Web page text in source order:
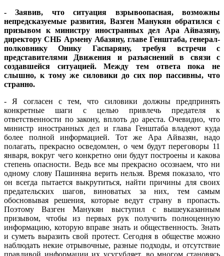
- Заявив, что ситуация взрывоопасная, возможны
непредсказуемые развития, Вазген Манукян обратился с
призывом к министру иностранных дел Ара Айвазяну,
директору СНБ Армену Абазяну, главе Генштаба, генерал-
полковнику Онику Гаспаряну, требуя встречи с
представителями Движения и разъяснений в связи с
создавшейся ситуацией. Между тем ответа пока не
слышно, к тому же силовики до сих пор пассивны, что
странно.
- Я согласен с тем, что силовики должны предпринять
конкретные шаги с целью привлечь предателя к
ответственности по закону, вплоть до ареста. Очевидно, что
министр иностранных дел и глава Генштаба владеют куда
более полной информацией. Тот же Ара Айвазян, надо
полагать, прекрасно осведомлен, о чем будут переговоры 11
января, вокруг чего конкретно они будут построены и какова
степень опасности. Ведь все мы прекрасно осознаем, что ни
одному слову Пашиняна верить нельзя. Время показало, что
он всегда пытается выкрутиться, найти причины для своих
предательских шагов, виноватых за них, тем самым
обосновывая решения, которые ведут страну в пропасть.
Поэтому Вазген Манукян выступил с вышеуказанным
призывом, чтобы из первых рук получить полноценную
информацию, которую вправе знать и общественность. Знать
и суметь выразить свой протест. Сегодня в обществе можно
наблюдать некие отрывочные, разные подходы, и отсутствие
правдивой информации их усугубляет, во многом становясь